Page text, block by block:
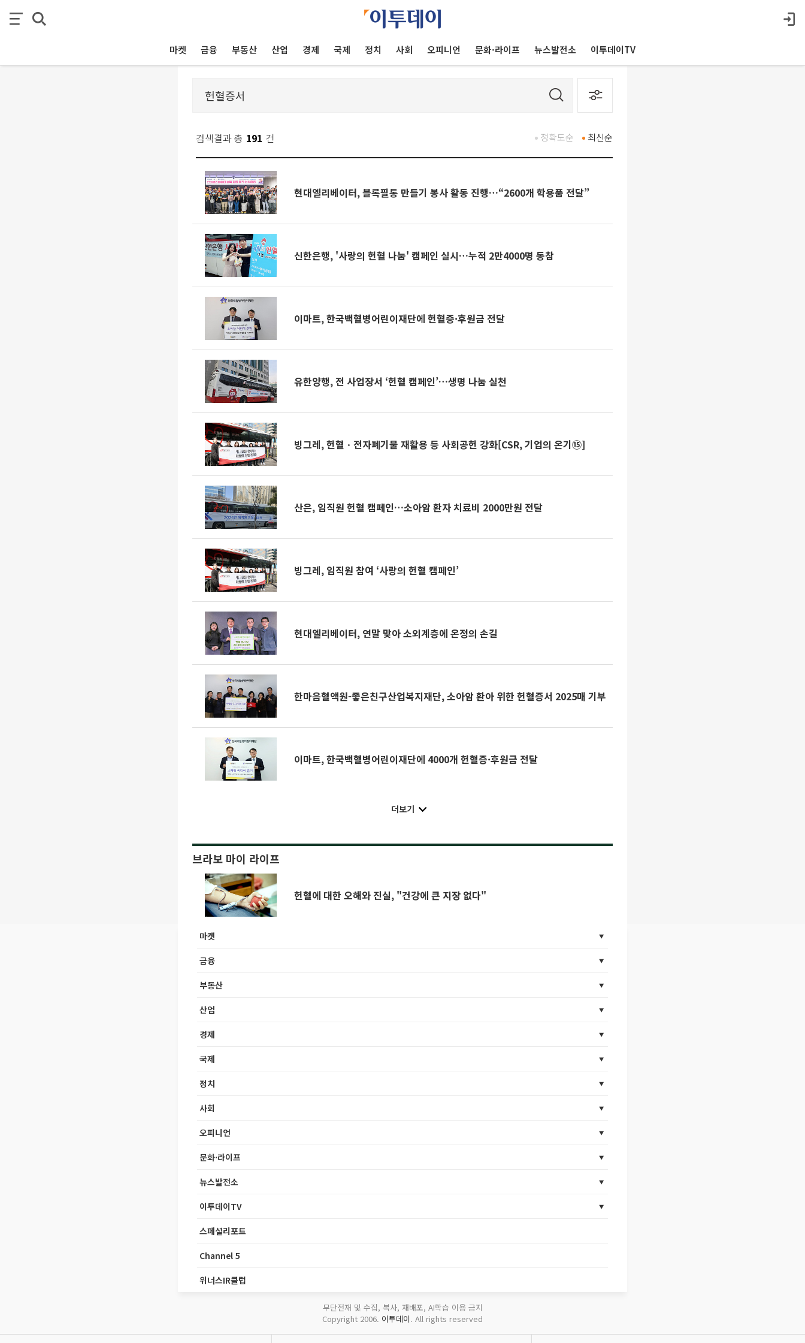
마켓 금융 부동산 산업 경제 국제 정치 사회 오피니언 문화·라이프 뉴스발전소 이투데이TV
검색결과 총 191 건 최신순
정확도순
현대엘리베이터, 블록필통 만들기 봉사 활동 진행…“2600개 학용품 전달”
신한은행, '사랑의 헌혈 나눔' 캠페인 실시…누적 2만4000명 동참
이마트, 한국백혈병어린이재단에 헌혈증·후원금 전달
유한양행, 전 사업장서 ‘헌혈 캠페인’…생명 나눔 실천
빙그레, 헌혈ㆍ전자폐기물 재활용 등 사회공헌 강화[CSR, 기업의 온기⑮]
산은, 임직원 헌혈 캠페인…소아암 환자 치료비 2000만원 전달
빙그레, 임직원 참여 ‘사랑의 헌혈 캠페인’
현대엘리베이터, 연말 맞아 소외계층에 온정의 손길
한마음혈액원-좋은친구산업복지재단, 소아암 환아 위한 헌혈증서 2025매 기부
이마트, 한국백혈병어린이재단에 4000개 헌혈증·후원금 전달
더보기
브라보 마이 라이프
헌혈에 대한 오해와 진실, "건강에 큰 지장 없다"
마켓
금융
부동산
산업
경제
국제
정치
사회
오피니언
문화·라이프
뉴스발전소
이투데이TV
스페셜리포트
Channel 5
위너스IR클럽
무단전재 및 수집, 복사, 재배포, AI학습 이용 금지
Copyright 2006. 이투데이. All rights reserved